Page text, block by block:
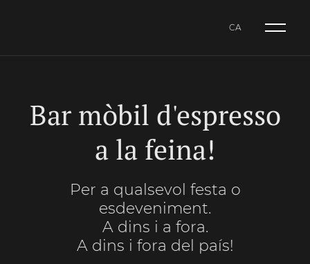
CA
Bar mòbil d'espresso
a la feina!
Per a qualsevol festa o
esdeveniment.
A dins i a fora.
A dins i fora del país!